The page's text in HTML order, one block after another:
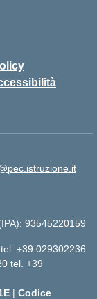
93545220159
+39 029302236
tel. +39
| Codice